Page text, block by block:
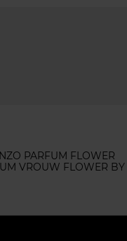
PARFUM FLOWER
VROUW FLOWER BY